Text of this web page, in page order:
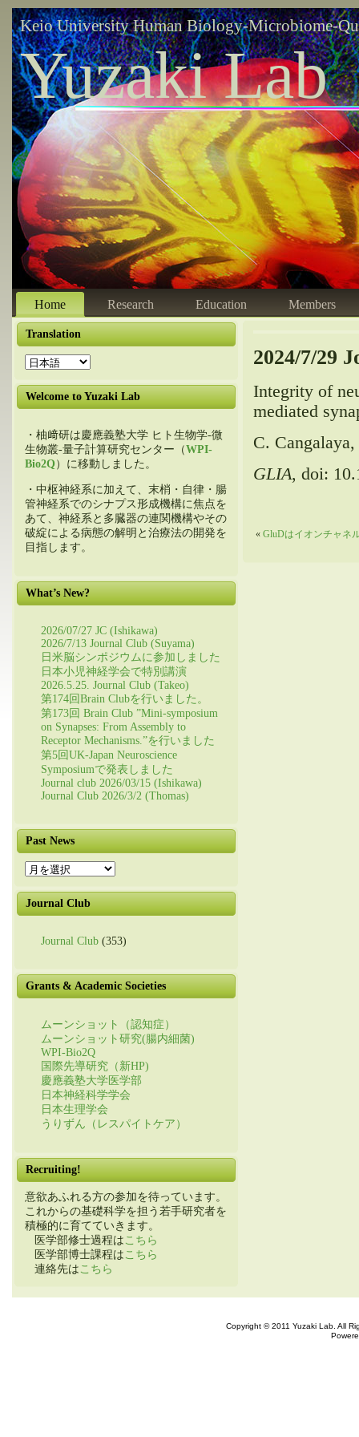
Keio University Human Biology-Microbiome-
Yuzaki Lab
Home Research Education Members
Translation
Welcome to Yuzaki Lab
・柚﨑研は慶應義塾大学 ヒト生物学-微
生物叢-量子計算研究センター（WPI-
Bio2Q）に移動しました。
・中枢神経系に加えて、末梢・自律・腸
管神経系でのシナプス形成機構に焦点を
あて、神経系と多臓器の連関機構やその
破綻による病態の解明と治療法の開発を
目指します。
What’s New?
2026/07/27 JC (Ishikawa)
2026/7/13 Journal Club (Suyama)
日米脳シンポジウムに参加しました
日本小児神経学会で特別講演
2026.5.25. Journal Club (Takeo)
第174回Brain Clubを行いました。
第173回 Brain Club ”Mini-symposium
on Synapses: From Assembly to
Receptor Mechanisms.”を行いました
第5回UK-Japan Neuroscience
Symposiumで発表しました
Journal club 2026/03/15 (Ishikawa)
Journal Club 2026/3/2 (Thomas)
Past News
Past
News
Journal Club
Journal Club (353)
Grants & Academic Societies
ムーンショット（認知症）
ムーンショット研究(腸内細菌)
WPI-Bio2Q
国際先導研究（新HP)
慶應義塾大学医学部
日本神経科学学会
日本生理学会
うりずん（レスパイトケア）
Recruiting!
意欲あふれる方の参加を待っています。
これからの基礎科学を担う若手研究者を
積極的に育てていきます。
医学部修士過程は こちら
医学部博士課程は こちら
連絡先は こちら
2024/7/29
Integrity of
mediated
C.
GLIA, doi:
« GluDはイオンチャネ
Copyright © 2011 Yuzaki Lab. All